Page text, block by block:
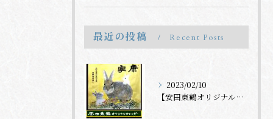
最近の投稿 Recent Posts
2023/02/10
【安田東鶴オリジナルカレンダー】